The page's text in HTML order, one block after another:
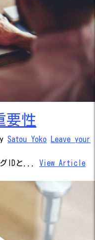
要性
Satou Yoko
Leave your
グIDと... View Article